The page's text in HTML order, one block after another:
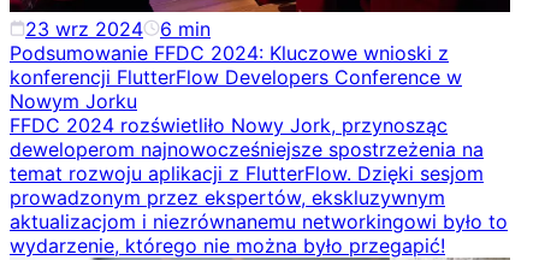
23 wrz 2024 6 min
Podsumowanie FFDC 2024: Kluczowe wnioski z
konferencji FlutterFlow Developers Conference w
Nowym Jorku
FFDC 2024 rozświetliło Nowy Jork, przynosząc
deweloperom najnowocześniejsze spostrzeżenia na
temat rozwoju aplikacji z FlutterFlow. Dzięki sesjom
prowadzonym przez ekspertów, ekskluzywnym
aktualizacjom i niezrównanemu networkingowi było to
wydarzenie, którego nie można było przegapić!